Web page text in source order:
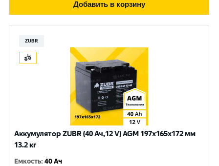
Добавить в корзину
ZUBR
Аккумулятор ZUBR (40 Ач,12 V) AGM 197x165x172 мм
13.2 кг
Емкость:40 Ач